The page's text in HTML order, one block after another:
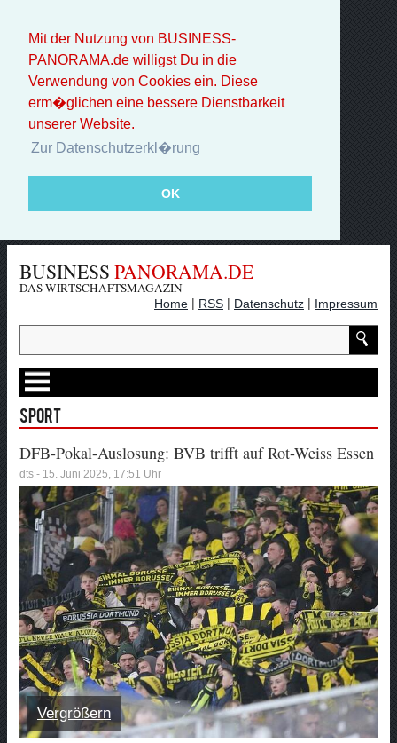
Mit der Nutzung von BUSINESS-
PANORAMA.de willigst Du in die
Verwendung von Cookies ein. Diese
erm�glichen eine bessere Dienstbarkeit
unserer Website.
Zur Datenschutzerkl�rung
OK
BUSINESS PANORAMA.DE
DAS WIRTSCHAFTSMAGAZIN
Home | RSS | Datenschutz | Impressum
Sport
DFB-Pokal-Auslosung: BVB trifft auf Rot-Weiss Essen
dts - 15. Juni 2025, 17:51 Uhr
Vergrößern